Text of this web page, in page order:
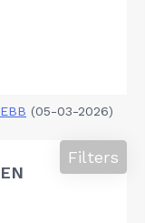
EBB (05-03-2026)
Filters